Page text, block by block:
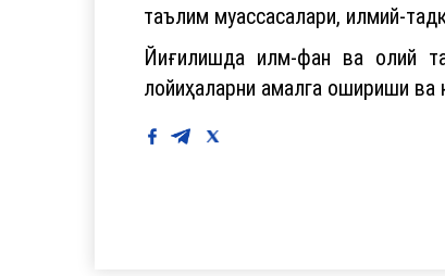
Йиғилишда илм-фан ва олий
лойиҳаларни амалга ошириши